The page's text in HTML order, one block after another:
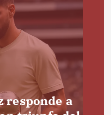
responde a